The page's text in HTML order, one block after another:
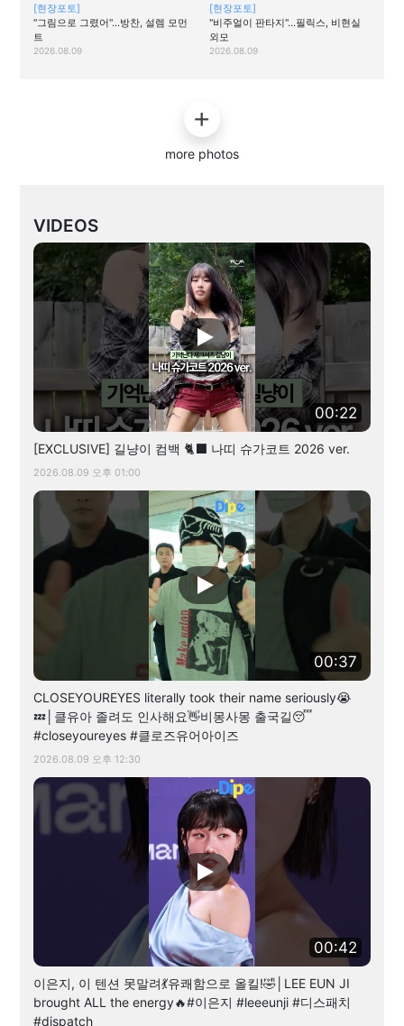
[현장포토]
"그림으로 그렸어"…방찬, 설렘 모먼
트
2026.08.09
[현장포토]
"비주얼이 판타지"…필릭스, 비현실
외모
2026.08.09
more photos
VIDEOS
00:22
[EXCLUSIVE] 길냥이 컴백 🐈‍⬛ 나띠 슈가코트 2026 ver.
2026.08.09 오후 01:00
00:37
CLOSEYOUREYES literally took their name seriously😭
💤│클유아 졸려도 인사해요👋비몽사몽 출국길😴
#closeyoureyes #클로즈유어아이즈
2026.08.09 오후 12:30
00:42
이은지, 이 텐션 못말려💃유쾌함으로 올킬!🤣│LEE EUN JI
brought ALL the energy🔥#이은지 #leeeunji #디스패치
#dispatch